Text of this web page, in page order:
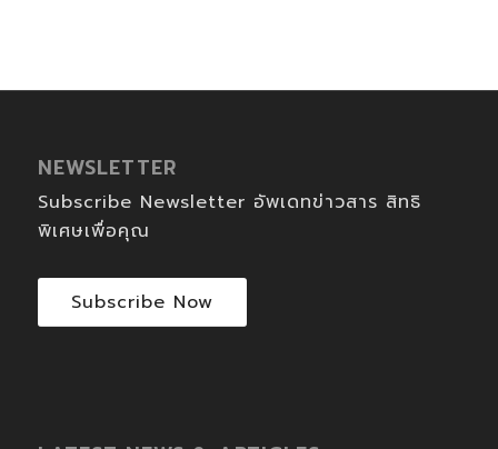
NEWSLETTER
Subscribe Newsletter อัพเดทข่าวสาร สิทธิ
พิเศษเพื่อคุณ
Subscribe Now